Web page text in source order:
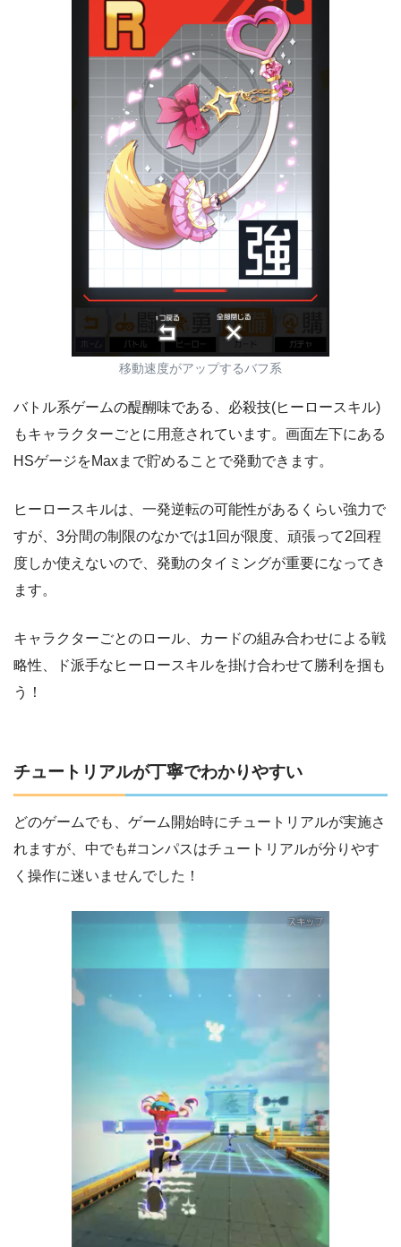
移動速度がアップするバフ系
バトル系ゲームの醍醐味である、必殺技(ヒーロースキル)
もキャラクターごとに用意されています。画面左下にある
HSゲージをMaxまで貯めることで発動できます。
ヒーロースキルは、一発逆転の可能性があるくらい強力で
すが、3分間の制限のなかでは1回が限度、頑張って2回程
度しか使えないので、発動のタイミングが重要になってき
ます。
キャラクターごとのロール、カードの組み合わせによる戦
略性、ド派手なヒーロースキルを掛け合わせて勝利を掴も
う！
チュートリアルが丁寧でわかりやすい
どのゲームでも、ゲーム開始時にチュートリアルが実施さ
れますが、中でも#コンパスはチュートリアルが分りやす
く操作に迷いませんでした！